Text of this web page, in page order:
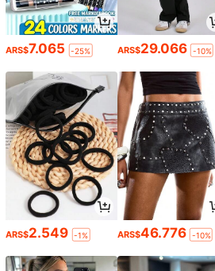
ARS$7.065 -25% ARS$29.066 -10%
ARS$2.549 -1% ARS$46.776 -10%